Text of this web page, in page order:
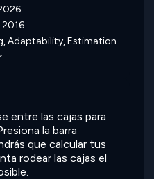
Adaptability,Estimation
entre las cajas para
la barra
que calcular tus
rodear las cajas el